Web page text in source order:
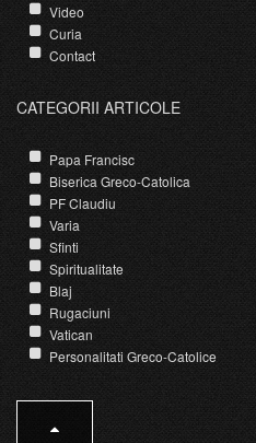
Video
Curia
Contact
CATEGORII ARTICOLE
Papa Francisc
Biserica Greco-Catolica
PF Claudiu
Varia
Sfinti
Spiritualitate
Blaj
Rugaciuni
Vatican
Personalitati Greco-Catolice